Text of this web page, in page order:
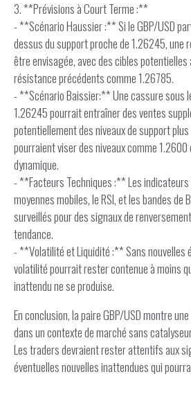
3. **Prévisions à Court Terme :**
- **Scénario Haussier :** Si le GBP/USD
dessus du support proche de 1.26245, une
être envisagée, avec des cibles potentielles
résistance précédents comme 1.26785.
- **Scénario Baissier:** Une cassure sous
1.26245 pourrait entraîner des ventes
potentiellement des niveaux de support
pourraient viser des niveaux comme
dynamique.
- **Facteurs Techniques :** Les
moyennes mobiles, le RSI, et les bandes de
surveillés pour des signaux de
tendance.
- **Volatilité et Liquidité :** Sans nouvelles
volatilité pourrait rester contenue à moins
inattendu ne se produise.
En conclusion, la paire GBP/USD montre
dans un contexte de marché sans
Les traders devraient rester attentifs aux
éventuelles nouvelles inattendues qui